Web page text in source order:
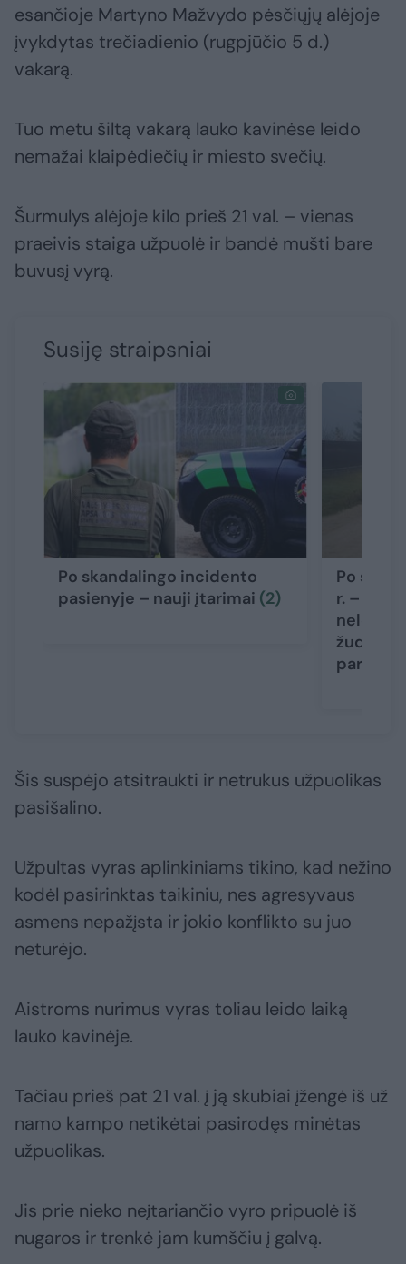
esančioje Martyno Mažvydo pėsčiųjų alėjoje
įvykdytas trečiadienio (rugpjūčio 5 d.)
vakarą.
Tuo metu šiltą vakarą lauko kavinėse leido
nemažai klaipėdiečių ir miesto svečių.
Šurmulys alėjoje kilo prieš 21 val. – vienas
praeivis staiga užpuolė ir bandė mušti bare
buvusį vyrą.
Susiję straipsniai
Po skandalingo incidento
pasienyje – nauji įtarimai (2)
Po
r. –
žudikas
Šis suspėjo atsitraukti ir netrukus užpuolikas
pasišalino.
Užpultas vyras aplinkiniams tikino, kad nežino
kodėl pasirinktas taikiniu, nes agresyvaus
asmens nepažįsta ir jokio konflikto su juo
neturėjo.
Aistroms nurimus vyras toliau leido laiką
lauko kavinėje.
Tačiau prieš pat 21 val. į ją skubiai įžengė iš už
namo kampo netikėtai pasirodęs minėtas
užpuolikas.
Jis prie nieko neįtariančio vyro pripuolė iš
nugaros ir trenkė jam kumščiu į galvą.